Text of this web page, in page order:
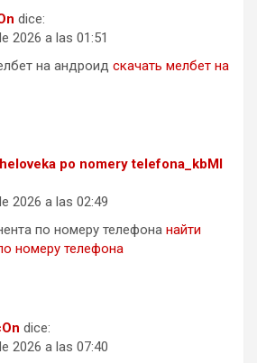
dice:
2026 a las 01:51
на андроид скачать мелбет на
po nomery telefona_kbMl
2026 a las 02:49
по номеру телефона найти
номеру телефона
dice:
2026 a las 07:40